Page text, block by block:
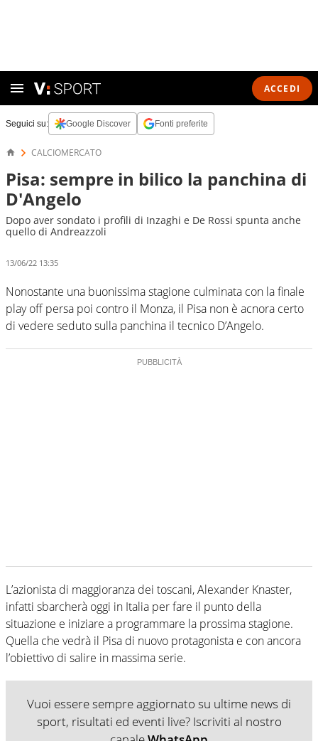
ACCEDI
Seguici su: Google Discover Fonti preferite
CALCIOMERCATO
Pisa: sempre in bilico la panchina di
D'Angelo
Dopo aver sondato i profili di Inzaghi e De Rossi spunta anche
quello di Andreazzoli
13/06/22 13:35
Nonostante una buonissima stagione culminata con la finale
play off persa poi contro il Monza, il Pisa non è acnora certo
di vedere seduto sulla panchina il tecnico D’Angelo.
L’azionista di maggioranza dei toscani, Alexander Knaster,
infatti sbarcherà oggi in Italia per fare il punto della
situazione e iniziare a programmare la prossima stagione.
Quella che vedrà il Pisa di nuovo protagonista e con ancora
l’obiettivo di salire in massima serie.
Vuoi essere sempre aggiornato su ultime news di
sport, risultati ed eventi live? Iscriviti al nostro